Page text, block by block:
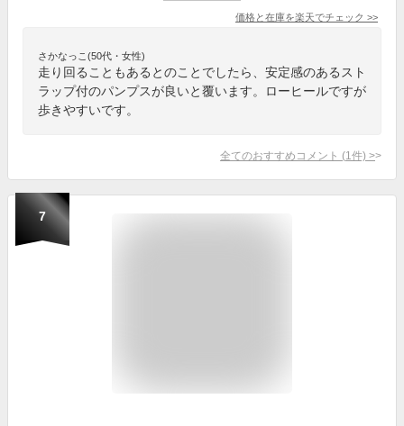
価格と在庫を楽天でチェック >>
さかなっこ(50代・女性)
走り回ることもあるとのことでしたら、安定感のあるスト
ラップ付のパンプスが良いと覆います。ローヒールですが
歩きやすいです。
全てのおすすめコメント (1 件) >
7